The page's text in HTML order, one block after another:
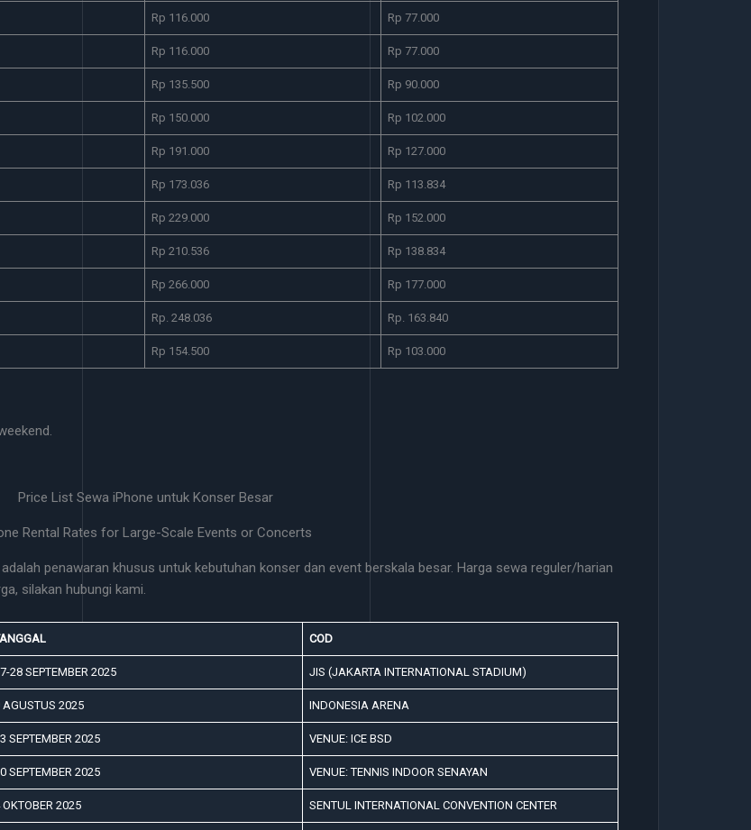
Rp 116.000 Rp 77.000
Rp 116.000 Rp 77.000
Rp 135.500 Rp 90.000
Rp 150.000 Rp 102.000
Rp 191.000 Rp 127.000
Rp 173.036 Rp 113.834
Rp 229.000 Rp 152.000
Rp 210.536 Rp 138.834
Rp 266.000 Rp 177.000
Rp. 248.036 Rp. 163.840
Rp 154.500 Rp 103.000
Price List Sewa iPhone untuk Konser Besar
Rental Rates for Large-Scale Events or Concerts
penawaran khusus untuk kebutuhan konser dan event berskala besar. Harga sewa reguler/harian
silakan hubungi kami.
COD
28 SEPTEMBER 2025 JIS (JAKARTA INTERNATIONAL STADIUM)
AGUSTUS 2025 INDONESIA ARENA
SEPTEMBER 2025 VENUE: ICE BSD
SEPTEMBER 2025 VENUE: TENNIS INDOOR SENAYAN
OKTOBER 2025 SENTUL INTERNATIONAL CONVENTION CENTER